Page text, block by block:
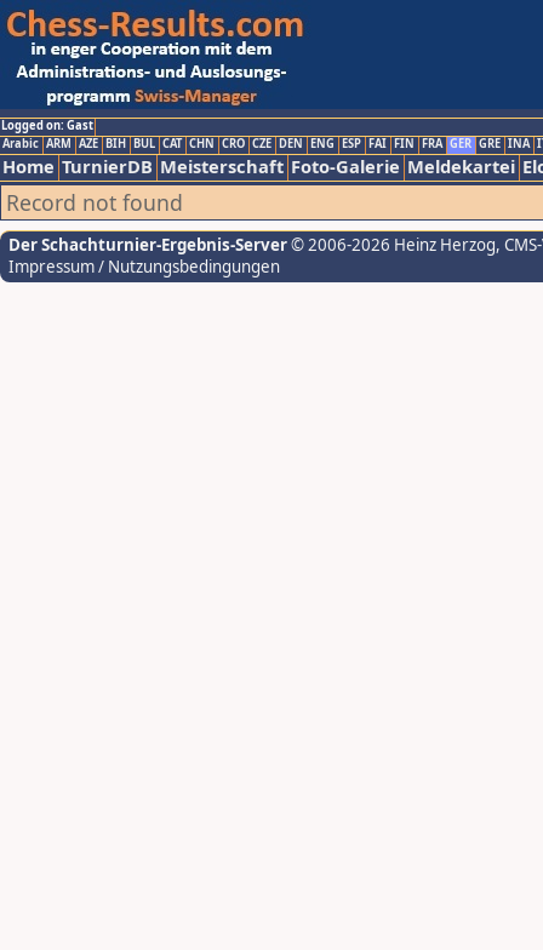
Logged on: Gast
Arabic ARM AZE BIH BUL CAT CHN CRO CZE DEN ENG ESP FAI FIN FRA GER GRE INA
Home TurnierDB Meisterschaft Foto-Galerie Meldekartei
Record not found
Der Schachturnier-Ergebnis-Server© 2006-2026 Heinz Herzog,
Impressum / Nutzungsbedingungen